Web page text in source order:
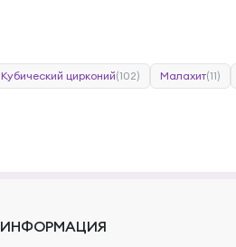
Кубический цирконий(102) Малахит(11)
ИНФОРМАЦИЯ